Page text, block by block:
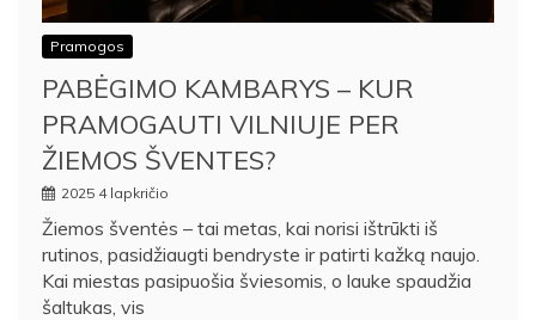
Pramogos
PABĖGIMO KAMBARYS – KUR
PRAMOGAUTI VILNIUJE PER
ŽIEMOS ŠVENTES?
2025 4 lapkričio
Žiemos šventės – tai metas, kai norisi ištrūkti iš
rutinos, pasidžiaugti bendryste ir patirti kažką naujo.
Kai miestas pasipuošia šviesomis, o lauke spaudžia
šaltukas, vis